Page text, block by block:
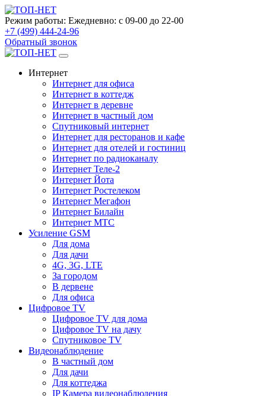
Режим работы: Ежедневно: с 09-00 до 22-00
+7 (499) 444-24-96
Обратный звонок
Интернет
Интернет для офиса
Интернет в коттедж
Интернет в деревне
Интернет в частный дом
Спутниковый интернет
Интернет для ресторанов и кафе
Интернет для отелей и гостиниц
Интернет по радиоканалу
Интернет Теле-2
Интернет Йота
Интернет Ростелеком
Интернет Мегафон
Интернет Билайн
Интернет МТС
Усиление GSM
Для дома
Для дачи
4G, 3G, LTE
За городом
В дервене
Для офиса
Цифровое TV
Цифровое TV для дома
Цифровое TV на дачу
Спутниковое TV
Видеонаблюдение
В частный дом
Для дачи
Для коттеджа
IP Камера видеонаблюдения